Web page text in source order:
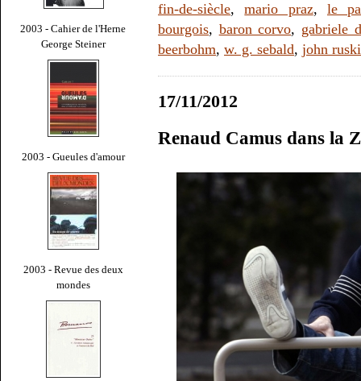
2003 - Cahier de l'Herne
George Steiner
2003 - Gueules d'amour
2003 - Revue des deux
mondes
fin-de-siècle,mario praz, le
bourgois, baron corvo, gabriele
beerbohm, w. g. sebald, john
17/11/2012
Renaud Camus dans la